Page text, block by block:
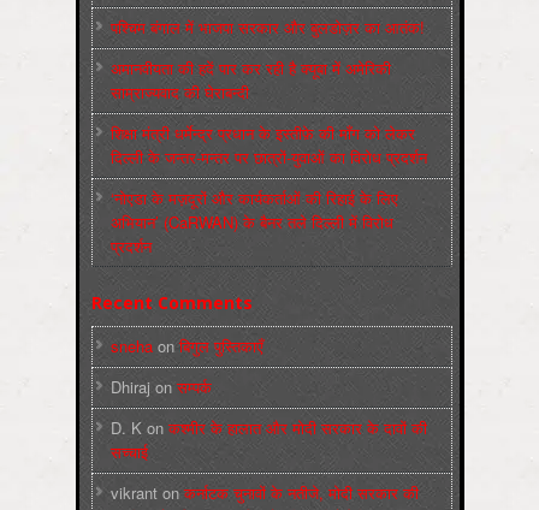
पश्चिम बंगाल में भाजपा सरकार और बुलडोज़र का आतंक!
अमानवीयता की हदें पार कर रही है क्यूबा में अमेरिकी
साम्राज्यवाद की घेराबन्दी
शिक्षा मंत्री धर्मेन्द्र प्रधान के इस्तीफ़े की माँग को लेकर
दिल्ली के जन्तर-मन्तर पर छात्रों-युवाओं का विरोध प्रदर्शन
‘नोएडा के मज़दूरों और कार्यकर्ताओं की रिहाई के लिए
अभियान’ (CaRWAN) के बैनर तले दिल्ली में विरोध
प्रदर्शन
Recent Comments
sneha on बिगुल पुस्तिकाएँ
Dhiraj on सम्पर्क
D. K on कश्मीर के हालात और मोदी सरकार के दावों की
सच्चाई
vikrant onकर्नाटक चुनावों के नतीजे, मोदी सरकार की